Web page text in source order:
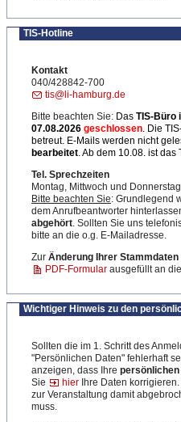
TIS-Hotline
Kontakt
040/428842-700
tis@li-hamburg.de
Bitte beachten Sie: Das TIS-Büro
07.08.2026 geschlossen. Die
betreut. E-Mails werden nicht
bearbeitet. Ab dem 10.08. ist
Tel. Sprechzeiten
Montag, Mittwoch und
Bitte beachten Sie: Grundlegend
dem Anrufbeantworter
abgehört. Sollten Sie uns
bitte an die o.g. E-Mailadresse.
Zur Änderung Ihrer Stammdaten
PDF-Formular ausgefüllt an
Wichtiger Hinweis zu den
Sollten die im 1. Schritt des
"Persönlichen Daten" fehlerhaft
anzeigen, dass Ihre
Sie
hier Ihre Daten
zur Veranstaltung damit
muss.